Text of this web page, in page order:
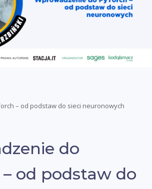
– od podstaw do sieci neuronowych
do
– od podstaw do